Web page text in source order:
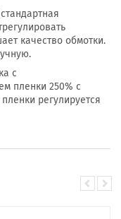
качество обмотки.
с
пленки 250% с
регулируется